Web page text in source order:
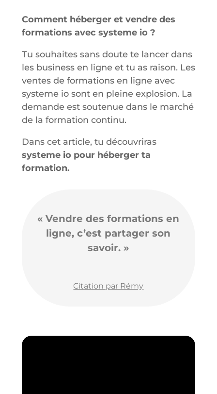
Comment héberger et vendre des
formations avec systeme io ?
Tu souhaites sans doute te lancer dans
les business en ligne et tu as raison. Les
ventes de formations en ligne avec
systeme io sont en pleine explosion. La
demande est soutenue dans le marché
de la formation continu.
Dans cet article, tu découvriras
systeme io pour héberger ta
formation.
« Vendre des formations en
ligne, c’est partager son
savoir. »
Citation par Rémy